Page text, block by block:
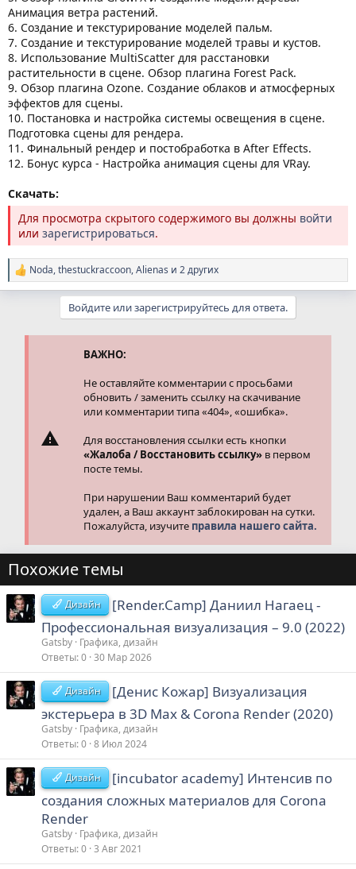
Анимация ветра растений.
6. Создание и текстурирование моделей пальм.
7. Создание и текстурирование моделей травы и кустов.
8. Использование MultiScatter для расстановки
растительности в сцене. Обзор плагина Forest Pack.
9. Обзор плагина Ozone. Создание облаков и атмосферных
эффектов для сцены.
10. Постановка и настройка системы освещения в сцене.
Подготовка сцены для рендера.
11. Финальный рендер и постобработка в After Effects.
12. Бонус курса - Настройка анимация сцены для VRay.
Скачать:
Для просмотра скрытого содержимого вы должны войти
или зарегистрироваться.
Р
е
Noda,thestuckraccoon,Alienas и 2 других
Войдите или зарегистрируйтесь для ответа.
ВАЖНО:
Не оставляйте комментарии с просьбами
обновить / заменить ссылку на скачивание
или комментарии типа «404», «ошибка».
Для восстановления ссылки есть кнопки
«Жалоба / Восстановить ссылку» в первом
посте темы.
При нарушении Ваш комментарий будет
удален, а Ваш аккаунт заблокирован на сутки.
Пожалуйста, изучите правила нашего сайта.
Похожие темы
Дизайн
[Render.Camp] Даниил Нагаец -
Профессиональная визуализация – 9.0 (2022)
Gatsby Графика, дизайн
Ответы 0 30 Мар 2026
Дизайн
[Денис Кожар] Визуализация
экстерьера в 3D Max & Corona Render (2020)
Gatsby Графика, дизайн
Ответы 0 8 Июл 2024
Дизайн
[incubator academy] Интенсив по
создания сложных материалов для Corona
Render
Gatsby Графика, дизайн
Ответы 0 3 Авг 2021